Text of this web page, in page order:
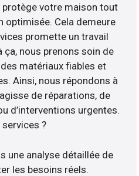
votre maison tout
optimisée. Cela demeure
promette un travail
ça, nous prenons soin de
matériaux fiables et
Ainsi, nous répondons à
de réparations, de
d’interventions urgentes.
?
une analyse détaillée de
les besoins réels.